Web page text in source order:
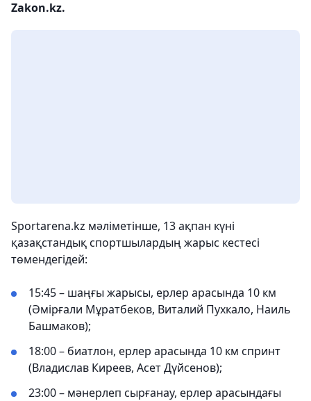
Zakon.kz.
Sportarena.kz мәліметінше, 13 ақпан күні
қазақстандық спортшылардың жарыс кестесі
төмендегідей:
15:45 – шаңғы жарысы, ерлер арасында 10 км
(Әмірғали Мұратбеков, Виталий Пухкало, Наиль
Башмаков);
18:00 – биатлон, ерлер арасында 10 км спринт
(Владислав Киреев, Асет Дүйсенов);
23:00 – мәнерлеп сырғанау, ерлер арасындағы